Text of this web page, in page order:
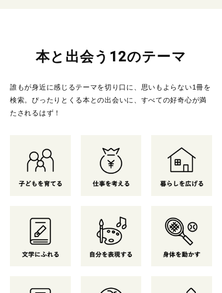
本と出会う12のテーマ
誰もが身近に感じるテーマを切り口に、思いもよらない1冊を
検索。 ぴったりとくる本との出会いに、すべての好奇心が満
たされるはず！